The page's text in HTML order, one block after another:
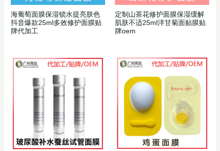
海葡萄面膜保湿锁水提亮肤色
抖音爆款25ml多效修护面膜贴
牌代加工
定制山茶花修护面膜保湿缓解
肌肤不适25ml洋甘菊面贴膜贴
牌oem